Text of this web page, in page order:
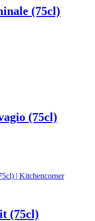
(75cl)
(75cl)
(75cl)